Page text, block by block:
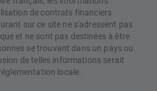
de contrats financiers
sur ce site ne s'adressent pas
et ne sont pas destinées à être
se trouvant dans un pays ou
de telles informations serait
locale.